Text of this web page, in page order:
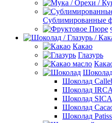
Сублимированные
Какао
Глазурь
Шоколад
Шоколад IRCA
Шоколад
Шоколад
Шоколад